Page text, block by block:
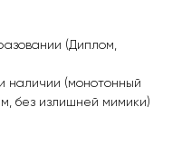
(Диплом,
наличии (монотонный
без излишней мимики)